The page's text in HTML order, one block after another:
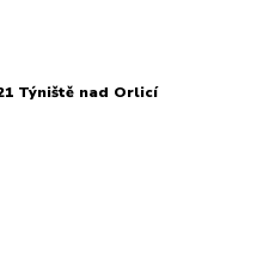
Týniště nad Orlicí